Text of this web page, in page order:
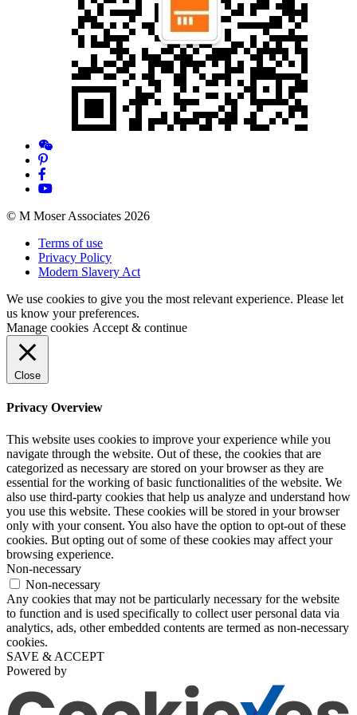
© M Moser Associates 2026
Terms of use
Privacy Policy
Modern Slavery Act
We use cookies to give you the most relevant experience. Please let
us know your preferences.
Manage cookies Accept & continue
Close
Privacy Overview
This website uses cookies to improve your experience while you
navigate through the website. Out of these, the cookies that are
categorized as necessary are stored on your browser as they are
essential for the working of basic functionalities of the website. We
also use third-party cookies that help us analyze and understand how
you use this website. These cookies will be stored in your browser
only with your consent. You also have the option to opt-out of these
cookies. But opting out of some of these cookies may affect your
browsing experience.
Non-necessary
Non-necessary
Any cookies that may not be particularly necessary for the website
to function and is used specifically to collect user personal data via
analytics, ads, other embedded contents are termed as non-necessary
cookies.
SAVE & ACCEPT
Powered by